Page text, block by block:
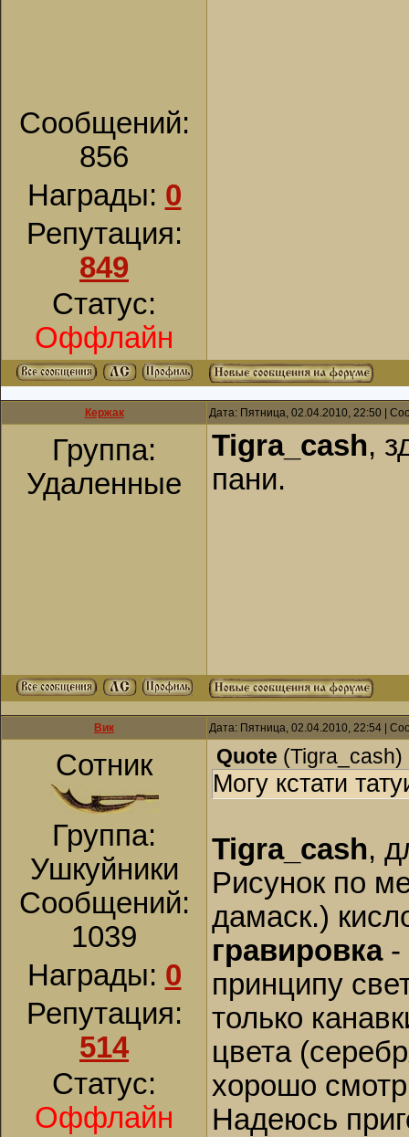
Сообщений:
856
Награды: 0
Репутация:
849
Статус:
Оффлайн
Кержак Дата: Пятница, 02.04.2010, 22:50 |
Группа:
Удаленные
Tigra_cash,
пани.
Вик Дата: Пятница, 02.04.2010, 22:54 |
Сотник
Группа:
Ушкуйники
Сообщений:
1039
Награды: 0
Репутация:
514
Статус:
Оффлайн
Quote (Tigra_cash)
Могу кстати
Tigra_cash,
Рисунок по
дамаск.)
гравировка-
принципу
только
цвета
хорошо
Надеюсь